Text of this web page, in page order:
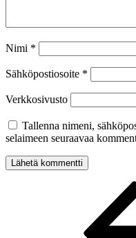
Nimi *
Sähköpostiosoite *
Verkkosivusto
Tallenna nimeni,
selaimeen seuraavaa